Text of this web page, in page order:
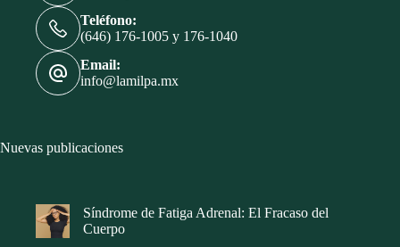
Teléfono:
(646) 176-1005 y 176-1040
Email:
info@lamilpa.mx
Nuevas publicaciones
Síndrome de Fatiga Adrenal: El Fracaso del
Cuerpo